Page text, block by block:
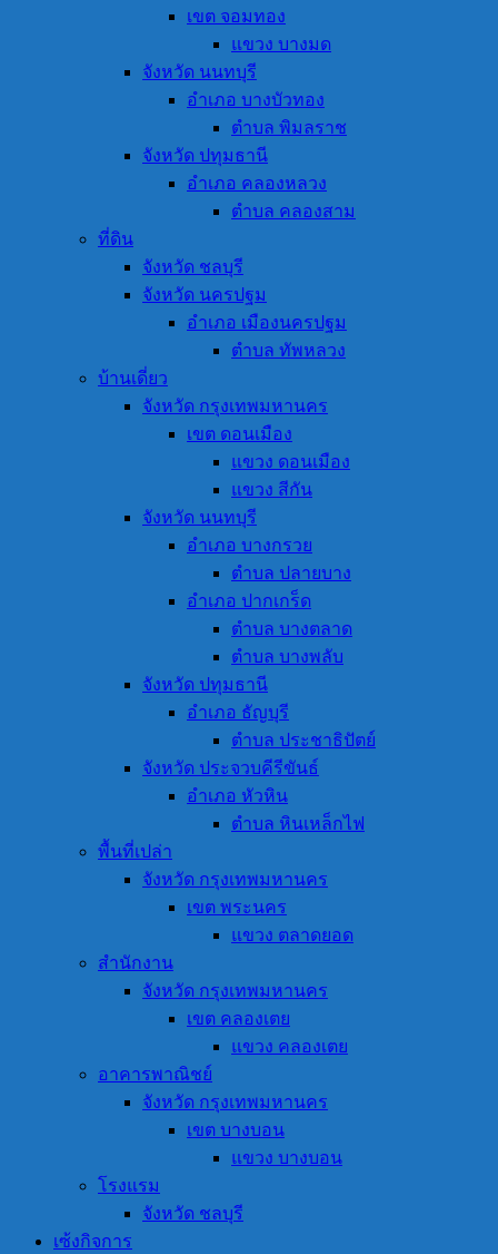
เขต จอมทอง
แขวง บางมด
จังหวัด นนทบุรี
อำเภอ บางบัวทอง
ตำบล พิมลราช
จังหวัด ปทุมธานี
อำเภอ คลองหลวง
ตำบล คลองสาม
ที่ดิน
จังหวัด ชลบุรี
จังหวัด นครปฐม
อำเภอ เมืองนครปฐม
ตำบล ทัพหลวง
บ้านเดี่ยว
จังหวัด กรุงเทพมหานคร
เขต ดอนเมือง
แขวง ดอนเมือง
แขวง สีกัน
จังหวัด นนทบุรี
อำเภอ บางกรวย
ตำบล ปลายบาง
อำเภอ ปากเกร็ด
ตำบล บางตลาด
ตำบล บางพลับ
จังหวัด ปทุมธานี
อำเภอ ธัญบุรี
ตำบล ประชาธิปัตย์
จังหวัด ประจวบคีรีขันธ์
อำเภอ หัวหิน
ตำบล หินเหล็กไฟ
พื้นที่เปล่า
จังหวัด กรุงเทพมหานคร
เขต พระนคร
แขวง ตลาดยอด
สำนักงาน
จังหวัด กรุงเทพมหานคร
เขต คลองเตย
แขวง คลองเตย
อาคารพาณิชย์
จังหวัด กรุงเทพมหานคร
เขต บางบอน
แขวง บางบอน
โรงแรม
จังหวัด ชลบุรี
เซ้งกิจการ